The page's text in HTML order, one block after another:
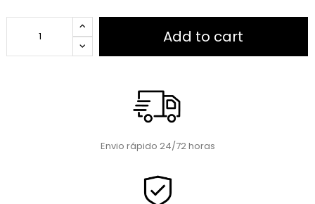
Add to cart
Envio rápido 24/72 horas